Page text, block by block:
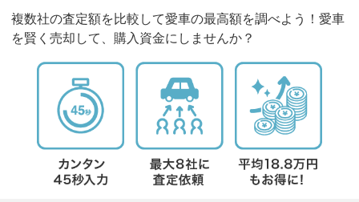
複数社の査定額を比較して愛車の最高額を調べよう！愛車
を賢く売却して、購入資金にしませんか？